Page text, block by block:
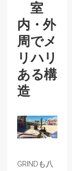
室
内・外
周でメ
リハリ
ある構
造
GRINDも八